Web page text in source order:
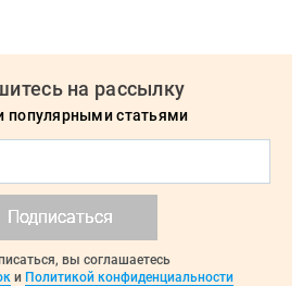
на рассылку
популярными статьями
Подписаться
вы соглашаетесь
и Политикой конфиденциальности